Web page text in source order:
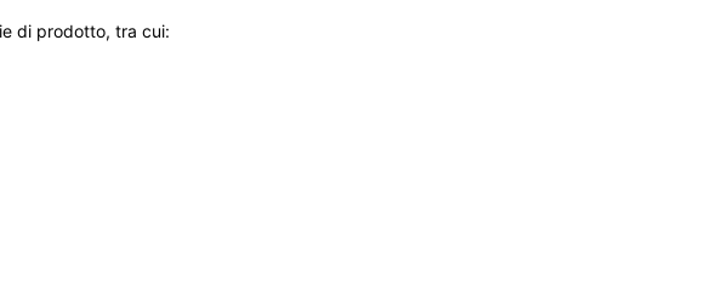
di prodotto, tra cui: